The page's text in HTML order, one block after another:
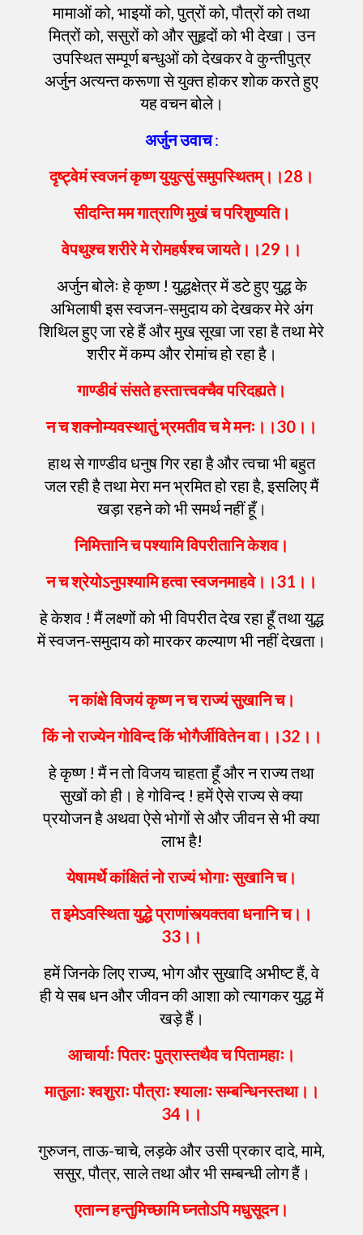
मामाओं को, भाइयों को, पुत्रों को, पौत्रों को तथा
मित्रों को, ससुरों को और सुहृदों को भी देखा। उन
उपस्थित सम्पूर्ण बन्धुओं को देखकर वे कुन्तीपुत्र
अर्जुन अत्यन्त करूणा से युक्त होकर शोक करते हुए
यह वचन बोले।
अर्जुनउवाच:
दृष्ट्वेमंस्वजनंकृष्णयुयुत्सुंसमुपस्थितम्।।28 ।
सीदन्तिममगात्राणिमुखंचपरिशुष्यति।
वेपथुश्चशरीरेमेरोमहर्षश्चजायते।।29 ।।
अर्जुन बोलेः हे कृष्ण ! युद्धक्षेत्र में डटे हुए युद्ध के
अभिलाषी इस स्वजन-समुदाय को देखकर मेरे अंग
शिथिल हुए जा रहे हैं और मुख सूखा जा रहा है तथा मेरे
शरीर में कम्प और रोमांच हो रहा है।
गाण्डीवंसंसतेहस्तात्त्वक्चैवपरिदह्यते।
नचशक्नोम्यवस्थातुंभ्रमतीवचमेमनः ।।30 ।।
हाथ से गाण्डीव धनुष गिर रहा है और त्वचा भी बहुत
जल रही है तथा मेरा मन भ्रमित हो रहा है, इसलिए मैं
खड़ा रहने को भी समर्थ नहीं हूँ।
निमित्तानिचपश्यामिविपरीतानिकेशव।
नचश्रेयोऽनुपश्यामिहत्वास्वजनमाहवे।।31 ।।
हे केशव ! मैं लक्ष्णों को भी विपरीत देख रहा हूँ तथा युद्ध
में स्वजन-समुदाय को मारकर कल्याण भी नहीं देखता।
नकांक्षेविजयंकृष्णनचराज्यंसुखानिच।
किंनोराज्येनगोविन्दकिंभोगैर्जीवितेनवा।।32 ।।
हे कृष्ण ! मैं न तो विजय चाहता हूँ और न राज्य तथा
सुखों को ही। हे गोविन्द ! हमें ऐसे राज्य से क्या
प्रयोजन है अथवा ऐसे भोगों से और जीवन से भी क्या
लाभ है!
येषामर्थेकांक्षितंनोराज्यंभोगाःसुखानिच।
तइमेऽवस्थितायुद्धेप्राणांस्त्यक्तवाधनानिच।।
33।।
हमें जिनके लिए राज्य, भोग और सुखादि अभीष्ट हैं, वे
ही ये सब धन और जीवन की आशा को त्यागकर युद्ध में
खड़े हैं।
आचार्याःपितरःपुत्रास्तथैवचपितामहाः ।
मातुलाःश्वशुराःपौत्राःश्यालाःसम्बन्धिनस्तथा।।
34 ।।
गुरुजन, ताऊ-चाचे, लड़के और उसी प्रकार दादे, मामे,
ससुर, पौत्र, साले तथा और भी सम्बन्धी लोग हैं।
एतान्नहन्तुमिच्छामिघ्नतोऽपिमधुसूदन।